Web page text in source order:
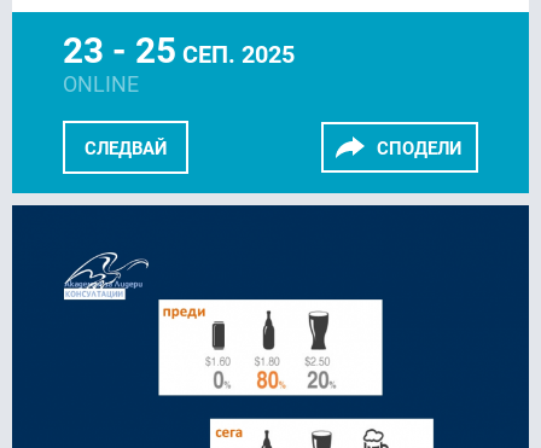
СЛЕДВАЙ СПОДЕЛИ
23 - 25 СЕП. 2025
ONLINE